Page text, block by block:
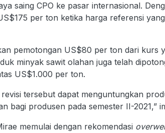
saing CPO ke pasar internasional.
per ton ketika harga referensi
pemotongan US$80 per ton dari kurs
minyak sawit olahan juga telah
US$1.000 per ton.
tersebut dapat menguntungkan
bagi produsen pada semester II-2021,”
memulai dengan rekomendasi